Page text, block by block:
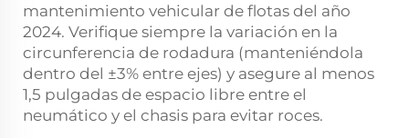
mantenimiento vehicular de flotas del año
2024. Verifique siempre la variación en la
circunferencia de rodadura (manteniéndola
dentro del ±3% entre ejes) y asegure al menos
1,5 pulgadas de espacio libre entre el
neumático y el chasis para evitar roces.